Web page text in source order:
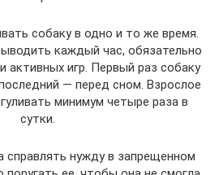
собаку в одно и то же время.
каждый час, обязательно
активных игр. Первый раз собаку
— перед сном. Взрослое
минимум четыре раза в
сутки.
справлять нужду в запрещенном